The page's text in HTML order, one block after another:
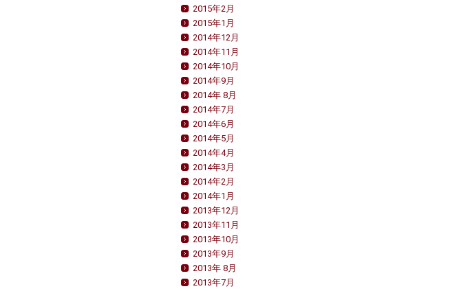
2015年2月
2015年1月
2014年12月
2014年11月
2014年10月
2014年9月
2014年 8月
2014年7月
2014年6月
2014年5月
2014年4月
2014年3月
2014年2月
2014年1月
2013年12月
2013年11月
2013年10月
2013年9月
2013年 8月
2013年7月